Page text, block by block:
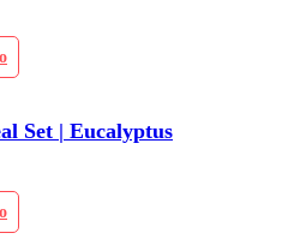
Set | Eucalyptus